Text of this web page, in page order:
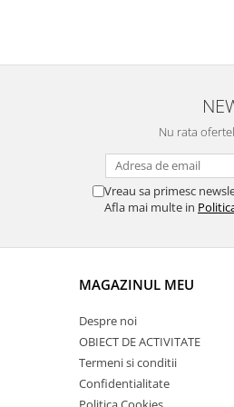
Nu rata
Vreau sa primesc
Afla mai multe in
MAGAZINUL MEU
Despre noi
OBIECT DE ACTIVITATE
Termeni si conditii
Confidentialitate